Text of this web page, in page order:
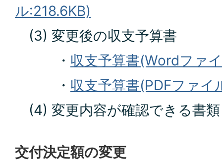
ル:218.6KB)
(3) 変更後の収支予算書
・ 収支予算書(Wordファ
・ 収支予算書(PDFファイ
(4) 変更内容が確認できる書
交付決定額の変更